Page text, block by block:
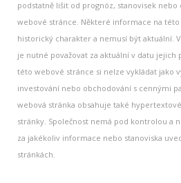
podstatně lišit od prognóz, stanovisek
webové stránce. Některé informace na
historický charakter a nemusí být aktuální.
je nutné považovat za aktuální v datu jejich
této webové stránce si nelze vykládat jako
investování nebo obchodování s cennými
webová stránka obsahuje také
stránky. Společnost nemá pod kontrolou a
za jakékoliv informace nebo stanoviska
stránkách.